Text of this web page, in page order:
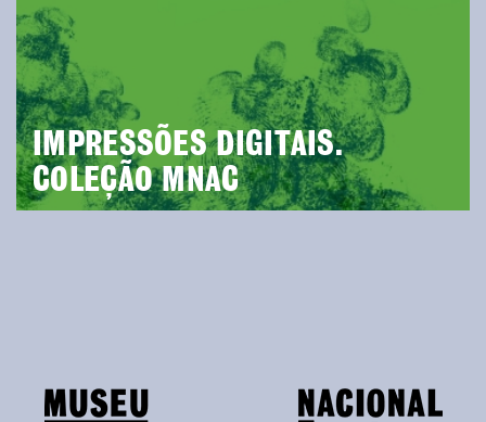
IMPRESSÕES DIGITAIS.
COLEÇÃO MNAC